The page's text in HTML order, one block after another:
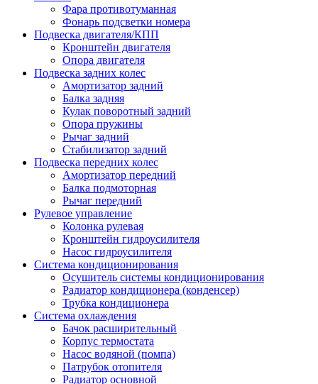
Фара противотуманная
Фонарь подсветки номера
Подвеска двигателя/КПП
Кронштейн двигателя
Опора двигателя
Подвеска задних колес
Амортизатор задний
Балка задняя
Кулак поворотный задний
Опора пружины
Рычаг задний
Стабилизатор задний
Подвеска передних колес
Амортизатор передний
Балка подмоторная
Рычаг передний
Рулевое управление
Колонка рулевая
Кронштейн гидроусилителя
Насос гидроусилителя
Система кондиционирования
Осушитель системы кондиционирования
Радиатор кондиционера (конденсер)
Трубка кондиционера
Система охлаждения
Бачок расширительный
Корпус термостата
Насос водяной (помпа)
Патрубок отопителя
Радиатор основной